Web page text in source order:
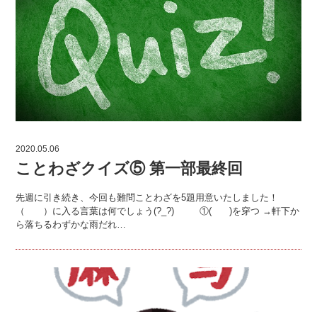
2020.05.06
ことわざクイズ⑤ 第一部最終回
先週に引き続き、今回も難問ことわざを5題用意いたしました！
（ ）に入る言葉は何でしょう(?_?) ①( )を穿つ →軒下か
ら落ちるわずかな雨だれ…